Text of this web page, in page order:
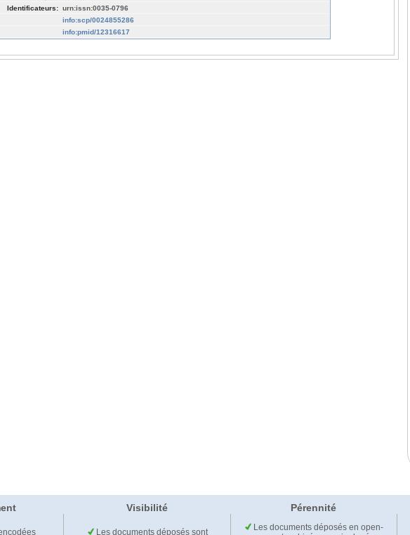
Identificateurs: urn:issn:0035-0796
info:scp/0024855286
info:pmid/12316617
Visibilité Pérennité
Les documents déposés sont
Les documents déposés en open-